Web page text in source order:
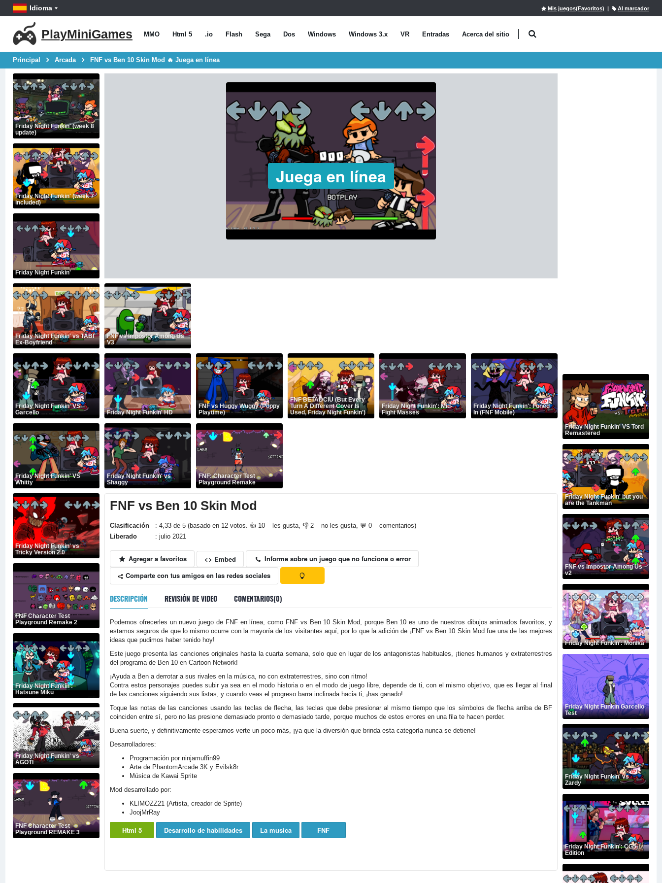
Idioma Mis juegos(Favoritos) | Al marcador
PlayMiniGames MMO Html 5 .io Flash Sega Dos Windows Windows 3.x VR Entradas Acerca del sitio
Principal Arcada FNF vs Ben 10 Skin Mod 🔥 Juega en línea
Friday Night Funkin' (week 8
update)
Friday Night Funkin' (week 7
included)
Friday Night Funkin'
Friday Night Funkin' vs TABI
Ex-Boyfriend
Friday Night Funkin' VS
Garcello
Friday Night Funkin' VS
Whitty
Friday Night Funkin' vs
Tricky Version 2.0
FNF Character Test
Playground Remake 2
Friday Night Funkin':
Hatsune Miku
Friday Night Funkin' vs
AGOTI
FNF Character Test
Playground REMAKE 3
Juega en línea
FNF vs Impostor Among Us
V3
Friday Night Funkin' HD
FNF vs Huggy Wuggy (Poppy
Playtime)
FNF BETADCIU (But Every
Turn A Different Cover Is
Used, Friday Night Funkin')
Friday Night Funkin': Mid-
Fight Masses
Friday Night Funkin': Foned
In (FNF Mobile)
Friday Night Funkin' vs
Shaggy
FNF: Character Test
Playground Remake
FNF vs Ben 10 Skin Mod
Clasificación
: 4,33 de 5 (basado en 12 votos. 👍 10 – les gusta, 👎 2 – no les gusta, 💬 0 – comentarios)
Liberado
: julio 2021
Agregar a favoritos <> Embed
Informe sobre un juego que no funciona o error
Comparte con tus amigos en las redes sociales
DESCRIPCIÓN REVISIÓN DE VIDEO COMENTARIOS(0)
Podemos ofrecerles un nuevo juego de FNF en línea, como FNF vs Ben 10 Skin Mod, porque Ben 10 es uno de nuestros dibujos animados favoritos, y
estamos seguros de que lo mismo ocurre con la mayoría de los visitantes aquí, por lo que la adición de ¡FNF vs Ben 10 Skin Mod fue una de las mejores
ideas que pudimos haber tenido hoy!
Este juego presenta las canciones originales hasta la cuarta semana, solo que en lugar de los antagonistas habituales, ¡tienes humanos y extraterrestres
del programa de Ben 10 en Cartoon Network!
¡Ayuda a Ben a derrotar a sus rivales en la música, no con extraterrestres, sino con ritmo!
Contra estos personajes puedes subir ya sea en el modo historia o en el modo de juego libre, depende de ti, con el mismo objetivo, que es llegar al final
de las canciones siguiendo sus listas, y cuando veas el progreso barra inclinada hacia ti, ¡has ganado!
Toque las notas de las canciones usando las teclas de flecha, las teclas que debe presionar al mismo tiempo que los símbolos de flecha arriba de BF
coinciden entre sí, pero no las presione demasiado pronto o demasiado tarde, porque muchos de estos errores en una fila te hacen perder.
Buena suerte, y definitivamente esperamos verte un poco más, ¡ya que la diversión que brinda esta categoría nunca se detiene!
Desarrolladores:
Programación por ninjamuffin99
Arte de PhantomArcade 3K y Evilsk8r
Música de Kawai Sprite
Mod desarrollado por:
KLIMOZZ21 (Artista, creador de Sprite)
JoojMrRay
Html 5 Desarrollo de habilidades La musica FNF
Friday Night Funkin' VS Tord
Remastered
Friday Night Funkin' but you
are the Tankman
FNF vs Impostor Among Us
v2
Friday Night Funkin': Monika
Friday Night Funkin Garcello
Test
Friday Night Funkin' vs
Zardy
Friday Night Funkin': CG5
Edition